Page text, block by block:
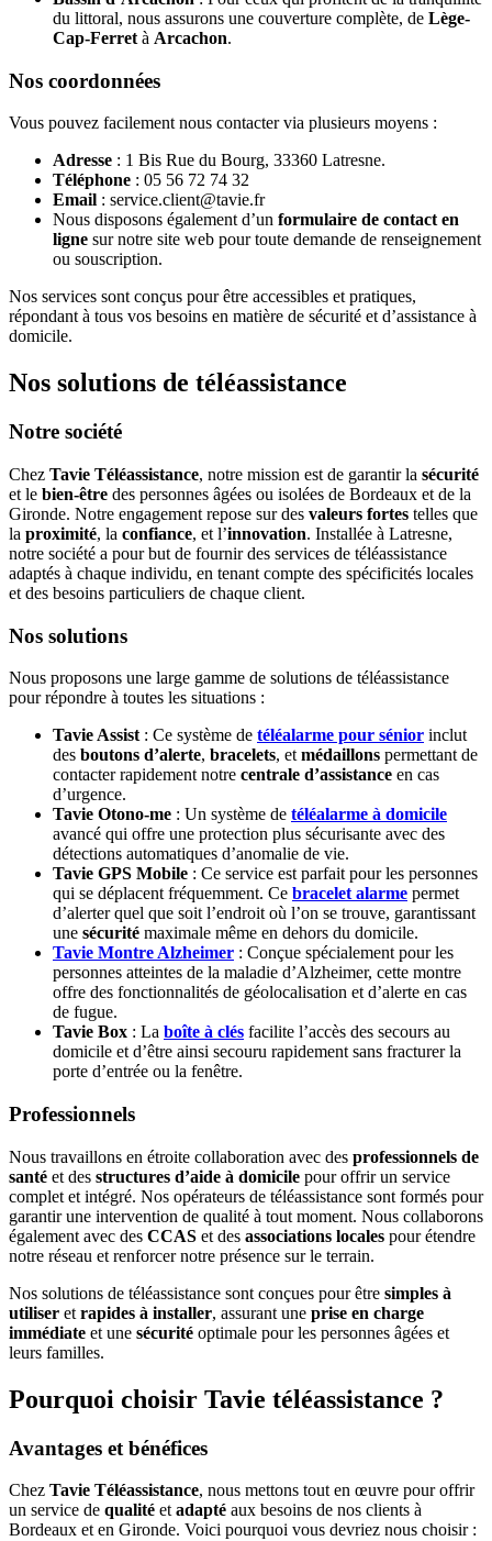
du littoral, nous assurons une couverture complète, de Lège-
Cap-Ferret à Arcachon.
Nos coordonnées
Vous pouvez facilement nous contacter via plusieurs moyens :
Adresse : 1 Bis Rue du Bourg, 33360 Latresne.
Téléphone : 05 56 72 74 32
Email : service.client@tavie.fr
Nous disposons également d’un formulaire de contact en
ligne sur notre site web pour toute demande de renseignement
ou souscription.
Nos services sont conçus pour être accessibles et pratiques,
répondant à tous vos besoins en matière de sécurité et d’assistance à
domicile.
Nos solutions de téléassistance
Notre société
Chez Tavie Téléassistance, notre mission est de garantir la sécurité
et le bien-être des personnes âgées ou isolées de Bordeaux et de la
Gironde. Notre engagement repose sur des valeurs fortes telles que
la proximité, la confiance, et l’innovation. Installée à Latresne,
notre société a pour but de fournir des services de téléassistance
adaptés à chaque individu, en tenant compte des spécificités locales
et des besoins particuliers de chaque client.
Nos solutions
Nous proposons une large gamme de solutions de téléassistance
pour répondre à toutes les situations :
Tavie Assist: Ce système de téléalarme pour sénior inclut
des boutons d’alerte, bracelets, etmédaillons permettant de
contacter rapidement notre centrale d’assistance en cas
d’urgence.
Tavie Otono-me : Un système de téléalarme à domicile
avancé qui offre une protection plus sécurisante avec des
détections automatiques d’anomalie de vie.
Tavie GPS Mobile : Ce service est parfait pour les personnes
qui se déplacent fréquemment. Ce bracelet alarme permet
d’alerter quel que soit l’endroit où l’on se trouve, garantissant
une sécurité maximale même en dehors du domicile.
Tavie Montre Alzheimer : Conçue spécialement pour les
personnes atteintes de la maladie d’Alzheimer, cette montre
offre des fonctionnalités de géolocalisation et d’alerte en cas
de fugue.
Tavie Box : La boîte à clés facilite l’accès des secours au
domicile et d’être ainsi secouru rapidement sans fracturer la
porte d’entrée ou la fenêtre.
Professionnels
Nous travaillons en étroite collaboration avec des professionnels de
santé et des structures d’aide à domicile pour offrir un service
complet et intégré. Nos opérateurs de téléassistance sont formés pour
garantir une intervention de qualité à tout moment. Nous collaborons
également avec des CCAS et des associations locales pour étendre
notre réseau et renforcer notre présence sur le terrain.
Nos solutions de téléassistance sont conçues pour être simples à
utiliser et rapides à installer, assurant une prise en charge
immédiate et une sécurité optimale pour les personnes âgées et
leurs familles.
Pourquoi choisir Tavie téléassistance ?
Avantages et bénéfices
Chez Tavie Téléassistance, nous mettons tout en œuvre pour offrir
un service de qualité etadapté aux besoins de nos clients à
Bordeaux et en Gironde. Voici pourquoi vous devriez nous choisir :